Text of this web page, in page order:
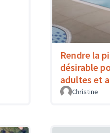
Rendre la
désirable
adultes et
Christine